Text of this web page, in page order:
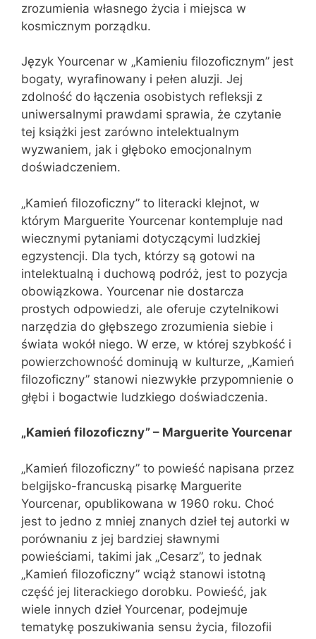
zrozumienia własnego życia i miejsca w
kosmicznym porządku.
Język Yourcenar w „Kamieniu filozoficznym” jest
bogaty, wyrafinowany i pełen aluzji. Jej
zdolność do łączenia osobistych refleksji z
uniwersalnymi prawdami sprawia, że czytanie
tej książki jest zarówno intelektualnym
wyzwaniem, jak i głęboko emocjonalnym
doświadczeniem.
„Kamień filozoficzny” to literacki klejnot, w
którym Marguerite Yourcenar kontempluje nad
wiecznymi pytaniami dotyczącymi ludzkiej
egzystencji. Dla tych, którzy są gotowi na
intelektualną i duchową podróż, jest to pozycja
obowiązkowa. Yourcenar nie dostarcza
prostych odpowiedzi, ale oferuje czytelnikowi
narzędzia do głębszego zrozumienia siebie i
świata wokół niego. W erze, w której szybkość i
powierzchowność dominują w kulturze, „Kamień
filozoficzny” stanowi niezwykłe przypomnienie o
głębi i bogactwie ludzkiego doświadczenia.
„Kamień filozoficzny” – Marguerite Yourcenar
„Kamień filozoficzny” to powieść napisana przez
belgijsko-francuską pisarkę Marguerite
Yourcenar, opublikowana w 1960 roku. Choć
jest to jedno z mniej znanych dzieł tej autorki w
porównaniu z jej bardziej sławnymi
powieściami, takimi jak „Cesarz”, to jednak
„Kamień filozoficzny” wciąż stanowi istotną
część jej literackiego dorobku. Powieść, jak
wiele innych dzieł Yourcenar, podejmuje
tematykę poszukiwania sensu życia, filozofii